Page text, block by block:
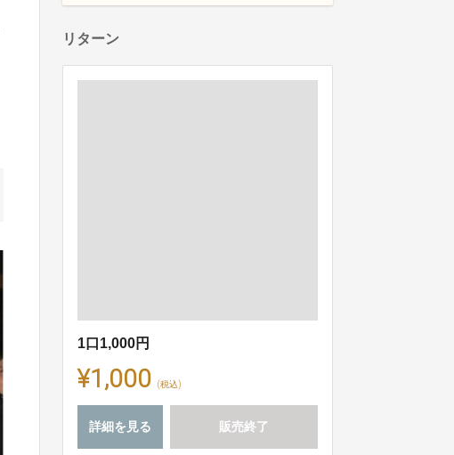
リターン
1口1,000円
¥1,000 (税込)
詳細を見る 販売終了